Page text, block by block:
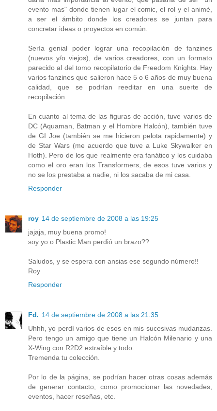
evento mas" donde tienen lugar el comic, el rol y el animé,
a ser el ámbito donde los creadores se juntan para
concretar ideas o proyectos en común.
Sería genial poder lograr una recopilación de fanzines
(nuevos y/o viejos), de varios creadores, con un formato
parecido al del tomo recopilatorio de Freedom Knights. Hay
varios fanzines que salieron hace 5 o 6 años de muy buena
calidad, que se podrían reeditar en una suerte de
recopilación.
En cuanto al tema de las figuras de acción, tuve varios de
DC (Aquaman, Batman y el Hombre Halcón), también tuve
de GI Joe (también se me hicieron pelota rapidamente) y
de Star Wars (me acuerdo que tuve a Luke Skywalker en
Hoth). Pero de los que realmente era fanático y los cuidaba
como el oro eran los Transformers, de esos tuve varios y
no se los prestaba a nadie, ni los sacaba de mi casa.
Responder
roy 14 de septiembre de 2008 a las 19:25
jajaja, muy buena promo!
soy yo o Plastic Man perdió un brazo??
Saludos, y se espera con ansias ese segundo número!!
Roy
Responder
Fd. 14 de septiembre de 2008 a las 21:35
Uhhh, yo perdí varios de esos en mis sucesivas mudanzas.
Pero tengo un amigo que tiene un Halcón Milenario y una
X-Wing con R2D2 extraíble y todo.
Tremenda tu colección.
Por lo de la página, se podrían hacer otras cosas además
de generar contacto, como promocionar las novedades,
eventos, hacer reseñas, etc.